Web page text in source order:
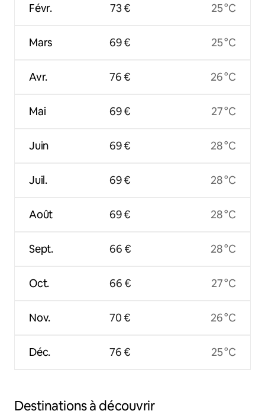
Févr.
Mars
Avr.
Mai
Juin
Juil.
Août
Sept.
Oct.
Nov.
Déc.
73 €
69 €
76 €
69 €
69 €
69 €
69 €
66 €
66 €
70 €
76 €
25 °C
25 °C
26 °C
27 °C
28 °C
28 °C
28 °C
28 °C
27 °C
26 °C
25 °C
Destinations à découvrir